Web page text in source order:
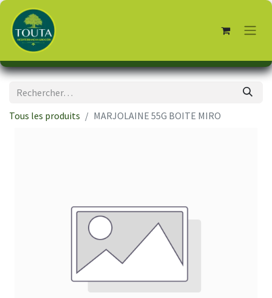
Tous les produits MARJOLAINE 55G BOITE MIRO